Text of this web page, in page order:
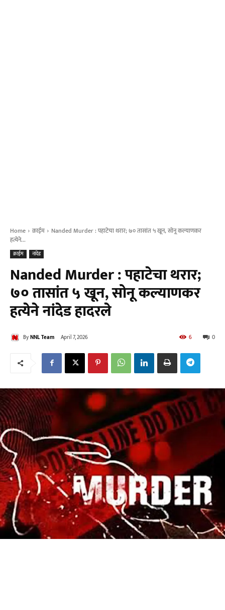
Home क्राईम
Nanded Murder : पहाटेचा थरार; ७० तासांत ५ खून, सोनू कल्याणकर
हत्येने...
क्राईम नांदेड
Nanded Murder : पहाटेचा थरार;
७० तासांत ५ खून, सोनू कल्याणकर
हत्येने नांदेड हादरले
ByNNL Team April 7, 2026 0
6